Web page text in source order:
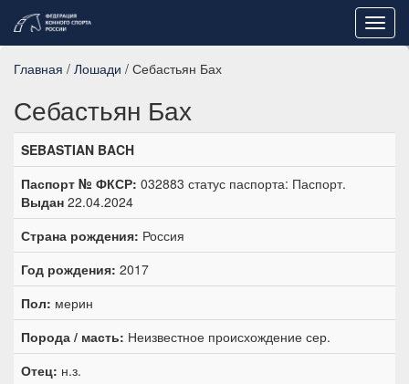
Главная / Лошади / Себастьян Бах
Себастьян Бах
SEBASTIAN BACH
Паспорт № ФКСР: 032883 статус паспорта: Паспорт.
Выдан 22.04.2024
Страна рождения: Россия
Год рождения: 2017
Пол: мерин
Порода / масть: Неизвестное происхождение сер.
Отец: н.з.